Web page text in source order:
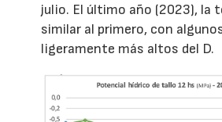
julio. El último año (2023), la
similar al primero, con
ligeramente más altos del D.